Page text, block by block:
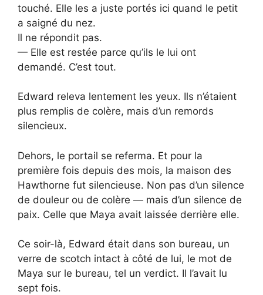
touché. Elle les a juste portés ici quand le petit
a saigné du nez.
Il ne répondit pas.
— Elle est restée parce qu’ils le lui ont
demandé. C’est tout.
Edward releva lentement les yeux. Ils n’étaient
plus remplis de colère, mais d’un remords
silencieux.
Dehors, le portail se referma. Et pour la
première fois depuis des mois, la maison des
Hawthorne fut silencieuse. Non pas d’un silence
de douleur ou de colère — mais d’un silence de
paix. Celle que Maya avait laissée derrière elle.
Ce soir-là, Edward était dans son bureau, un
verre de scotch intact à côté de lui, le mot de
Maya sur le bureau, tel un verdict. Il l’avait lu
sept fois.